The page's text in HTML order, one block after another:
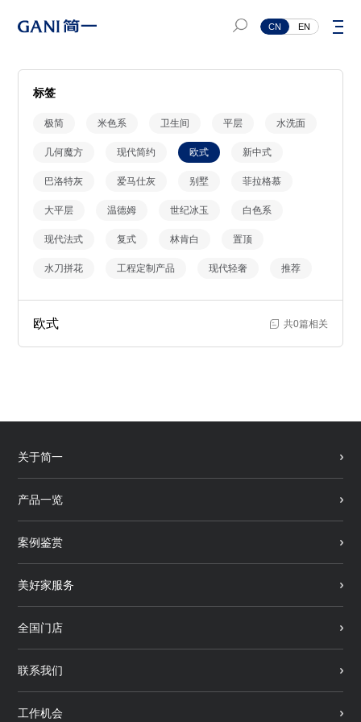
CN EN
标签
极简 米色系 卫生间 平层 水洗面
几何魔方 现代简约 欧式 新中式
巴洛特灰 爱马仕灰 别墅 菲拉格慕
大平层 温德姆 世纪冰玉 白色系
现代法式 复式 林肯白 置顶
水刀拼花 工程定制产品 现代轻奢 推荐
欧式 共0篇相关
关于简一
产品一览
案例鉴赏
美好家服务
全国门店
联系我们
工作机会